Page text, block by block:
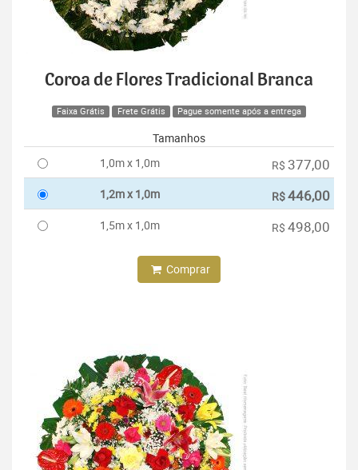
Coroa de Flores Tradicional Branca
Faixa Grátis Frete Grátis Pague somente após a entrega
Tamanhos
1,0m x 1,0m
R$ 377,00
1,2m x 1,0m R$446,00
1,5m x 1,0m R$ 498,00
Comprar